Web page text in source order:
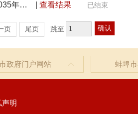
已结束
【公众征集意见】关于公开征求《怀远县城市防洪规划（2021-2035年）》（征求意见稿）的公告 查看结果
页 尾页 跳至 确认
政府门户网站 蚌埠
声明